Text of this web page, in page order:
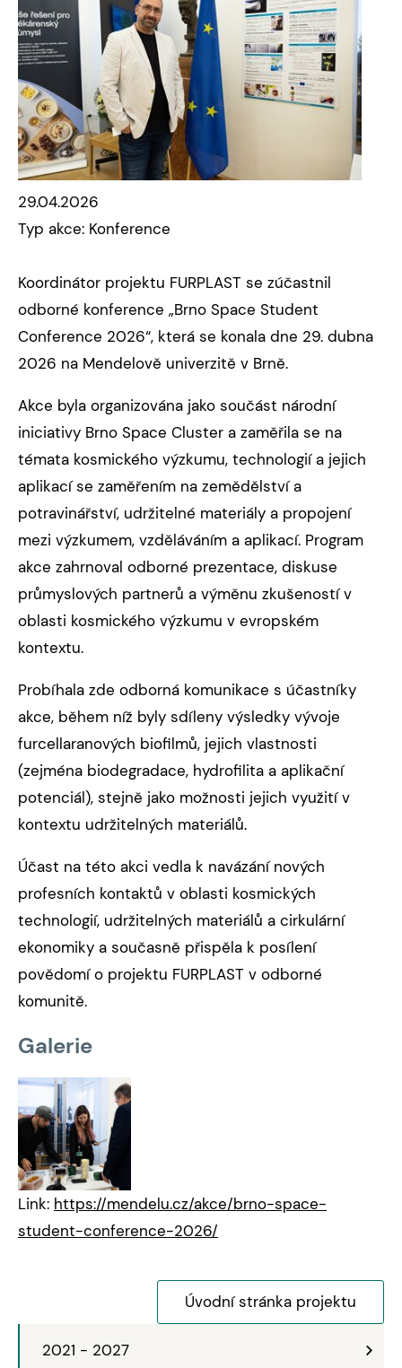
2021 - 2027
29.04.2026
Typ akce: Konference
Koordinátor projektu FURPLAST se zúčastnil
odborné konference „Brno Space Student
Conference 2026“, která se konala dne 29. dubna
2026 na Mendelově univerzitě v Brně.
Akce byla organizována jako součást národní
iniciativy Brno Space Cluster a zaměřila se na
témata kosmického výzkumu, technologií a jejich
aplikací se zaměřením na zemědělství a
potravinářství, udržitelné materiály a propojení
mezi výzkumem, vzděláváním a aplikací. Program
akce zahrnoval odborné prezentace, diskuse
průmyslových partnerů a výměnu zkušeností v
oblasti kosmického výzkumu v evropském
kontextu.
Probíhala zde odborná komunikace s účastníky
akce, během níž byly sdíleny výsledky vývoje
furcellaranových biofilmů, jejich vlastnosti
(zejména biodegradace, hydrofilita a aplikační
potenciál), stejně jako možnosti jejich využití v
kontextu udržitelných materiálů.
Účast na této akci vedla k navázání nových
profesních kontaktů v oblasti kosmických
technologií, udržitelných materiálů a cirkulární
ekonomiky a současně přispěla k posílení
povědomí o projektu FURPLAST v odborné
komunitě.
Galerie
Link: https://mendelu.cz/akce/brno-space-
student-conference-2026/
Úvodní stránka projektu